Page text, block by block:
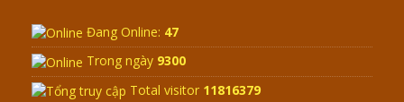
Đang Online: 47
Trong ngày 9300
Total visitor 11816379